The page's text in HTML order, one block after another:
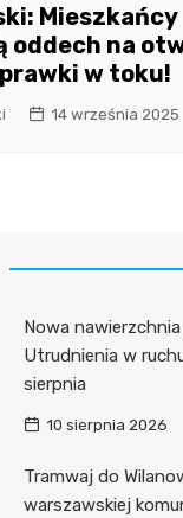
Mieszkańcy
na
w toku!
14 września 2025
Nowa
Utrudnienia w
sierpnia
10 sierpnia 2026
Tramwaj do
warszawskiej